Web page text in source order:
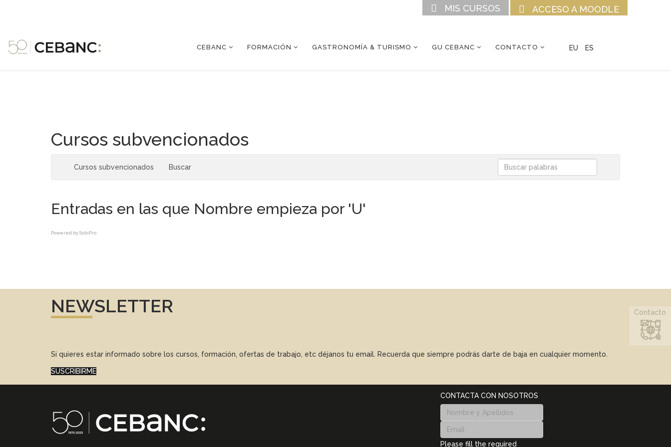
ACCESO A MOODLE
MIS CURSOS
CEBANC FORMACIÓN GASTRONOMÍA & TURISMO GU CEBANC CONTACTO EU ES
Cursos subvencionados
Cursos subvencionados Buscar
Entradas en las que Nombre empieza por 'U'
Powered by SobiPro
NEWSLETTER
Si quieres estar informado sobre los cursos, formación, ofertas de trabajo, etc déjanos tu email. Recuerda que siempre podrás darte de baja en cualquier momento.
SUSCRIBIRME
CONTACTA CON NOSOTROS
Please fill the required
Contacto